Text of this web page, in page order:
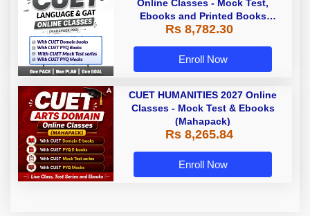
Online Classes - Mock Test,
Ebooks and Printed Books
(Mahapack Pro)
Rs 8,782.30
Enroll Now
CUET HUMANITIES 2027 Online
Classes - Mock Test & Ebooks
(Mahapack)
Rs 8,265.84
Enroll Now